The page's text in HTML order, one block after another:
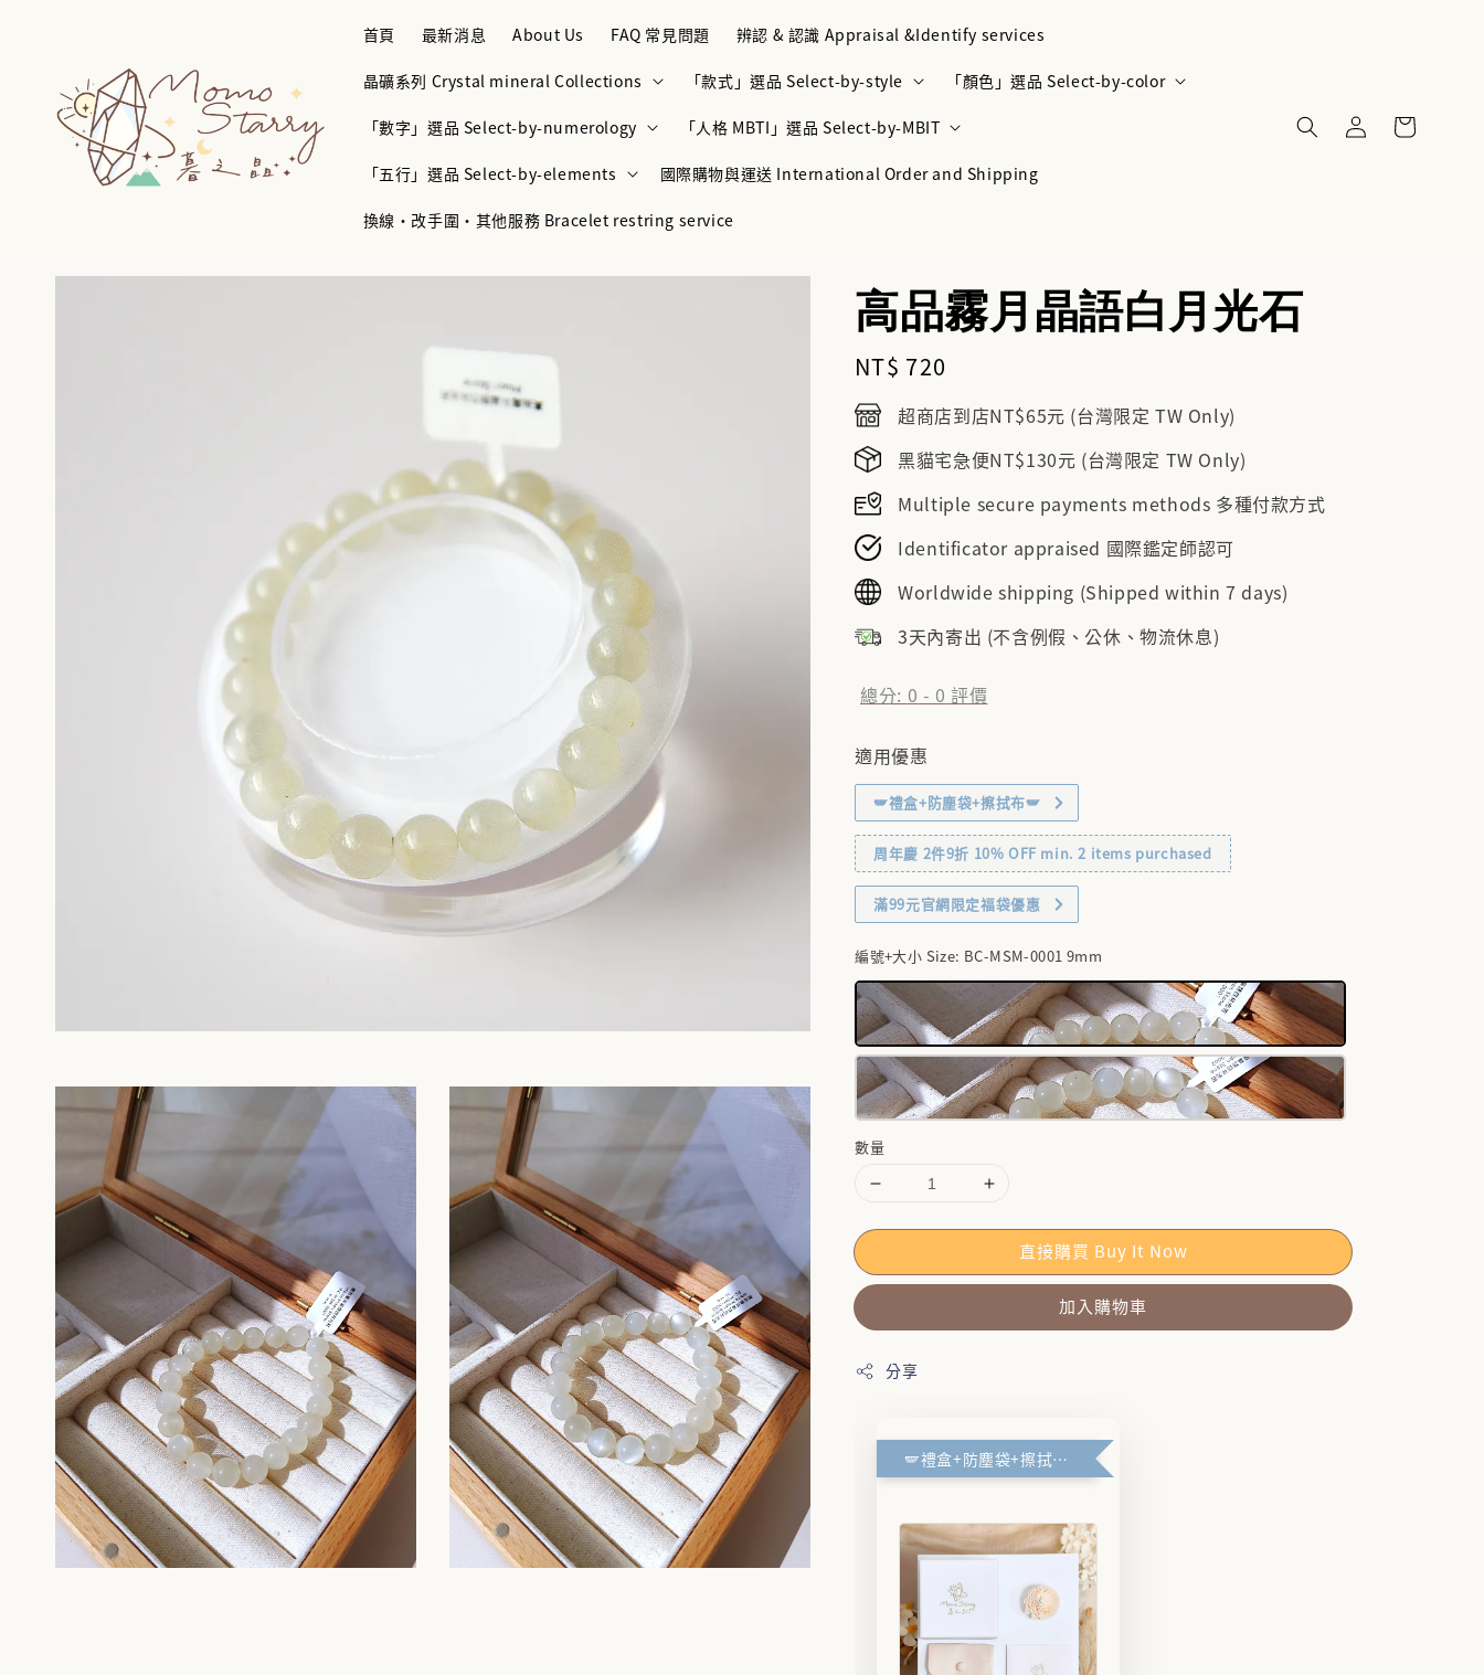
首頁 最新消息 About Us FAQ 常見問題 辨認 & 認識 Appraisal &Identify services
晶礦系列 Crystal mineral Collections 「款式」選品 Select-by-style 「顏色」選品 Select-by-color
「數字」選品 Select-by-numerology 「人格 MBTI」選品 Select-by-MBIT
「五行」選品 Select-by-elements 國際購物與運送 International Order and Shipping
換線・改手圍・其他服務 Bracelet restring service
高品霧月晶語白月光石
Regular
price
NT$ 720
超商店到店NT$65元 (台灣限定 TW Only)
黑貓宅急便NT$130元 (台灣限定 TW Only)
Multiple secure payments methods 多種付款方式
Identificator appraised 國際鑑定師認可
Worldwide shipping (Shipped within 7 days)
3天內寄出 (不含例假、公休、物流休息)
總分: 0 - 0 評價
適用優惠
🪽禮盒+防塵袋+擦拭布🪽
周年慶 2件9折 10% OFF min. 2 items purchased
滿99元官網限定福袋優惠
編號+大小 Size: BC-MSM-0001 9mm
數量
直接購買 Buy It Now
加入購物車
分享
🪽禮盒+防塵袋+擦拭布🪽